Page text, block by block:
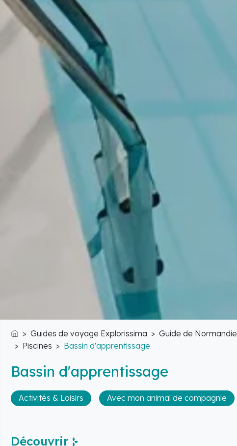
Accueil
Guides de voyage Explorissima Guide de Normandie
Piscines
Bassin d'apprentissage
Bassin d'apprentissage
Activités & Loisirs Avec mon animal de compagnie
Découvrir